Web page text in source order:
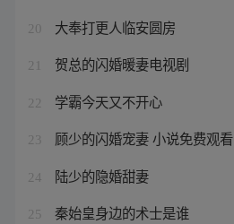
20 大奉打更人临安圆房
21 贺总的闪婚暖妻电视剧
22 学霸今天又不开心
23 顾少的闪婚宠妻 小说免费观看
24 陆少的隐婚甜妻
25 秦始皇身边的术士是谁